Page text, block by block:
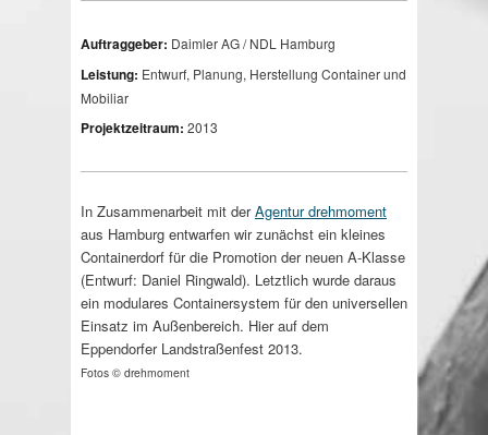
Auftraggeber: Daimler AG / NDL Hamburg
Leistung: Entwurf, Planung, Herstellung Container und
Mobiliar
Projektzeitraum: 2013
In Zusammenarbeit mit derAgentur drehmoment
aus Hamburg entwarfen wir zunächst ein kleines
Containerdorf für die Promotion der neuen A-Klasse
(Entwurf: Daniel Ringwald). Letztlich wurde daraus
ein modulares Containersystem für den universellen
Einsatz im Außenbereich. Hier auf dem
Eppendorfer Landstraßenfest 2013.
Fotos © drehmoment